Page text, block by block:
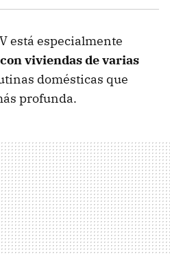
está especialmente
viviendas de varias
domésticas que
profunda.